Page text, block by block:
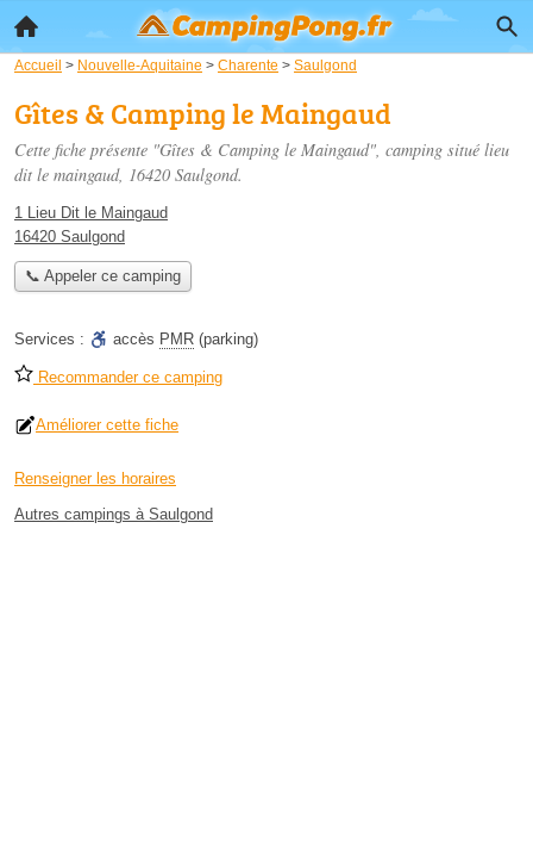
Accueil > Nouvelle-Aquitaine > Charente > Saulgond
Gîtes & Camping le Maingaud
Cette fiche présente "Gîtes & Camping le Maingaud", camping situé lieu
dit le maingaud, 16420 Saulgond.
1 Lieu Dit le Maingaud
16420 Saulgond
📞 Appeler ce camping
Services : accès PMR (parking)
Recommander ce camping
Améliorer cette fiche
Renseigner les horaires
Autres campings à Saulgond